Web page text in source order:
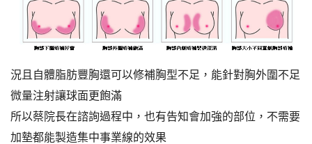
況且自體脂肪豐胸還可以修補胸型不足，能針對胸外圍不足
微量注射讓球面更飽滿
所以蔡院長在諮詢過程中，也有告知會加強的部位，不需要
加墊都能製造集中事業線的效果